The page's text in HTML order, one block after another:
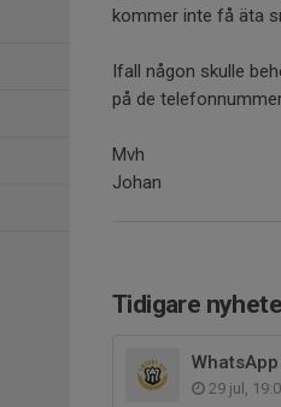
kommer inte få äta
Ifall någon skulle
på de
Mvh
Johan
Tidigare
29 jul,